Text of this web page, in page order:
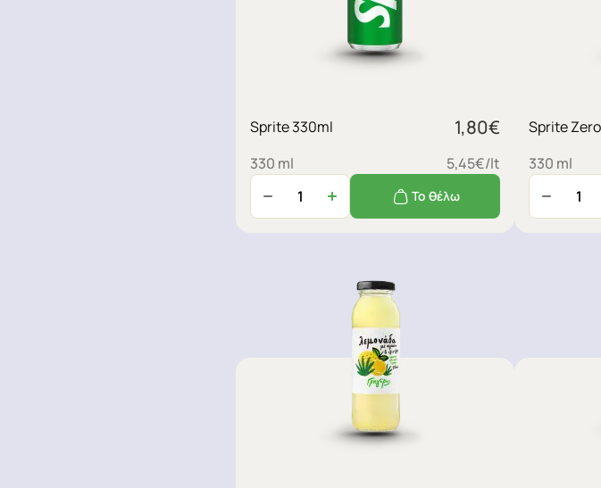
Sprite 330ml 1,80€
330 ml 5,45€/lt
Το θέλω
Sprite
330 ml